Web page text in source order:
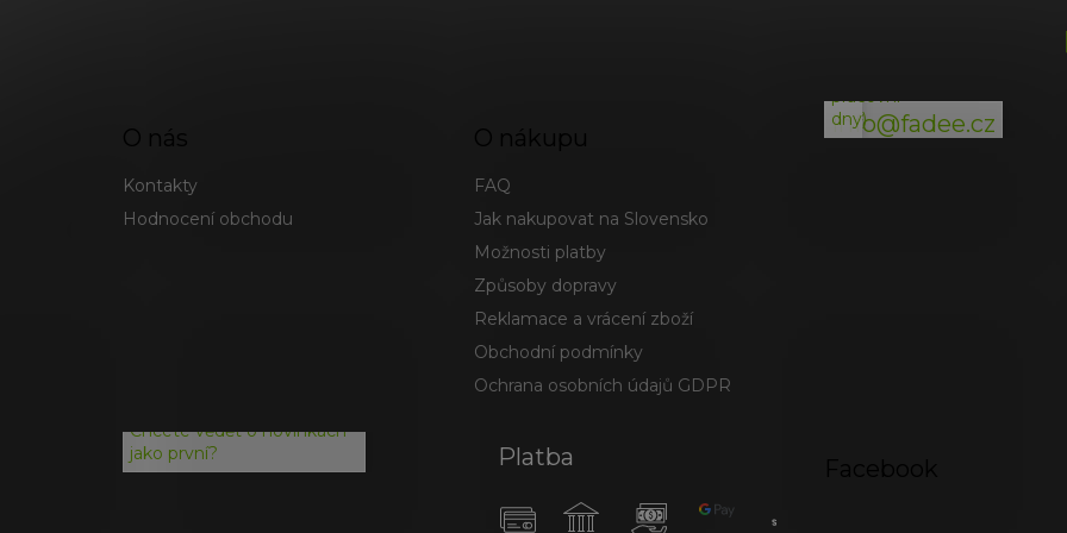
O nás
Kontakty
Hodnocení obchodu
FAQ
Jak nakupovat na Slovensko
Možnosti platby
Způsoby dopravy
Reklamace a vrácení zboží
Obchodní podmínky
Ochrana osobních údajů GDPR
info@fadee.cz
pracovní
dny)
Chcete vědět o novinkách
jako první?
Platba